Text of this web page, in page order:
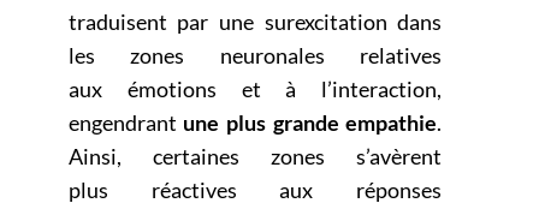
traduisent par une surexcitation dans
les zones neuronales relatives
aux émotions et à l’interaction,
engendrant une plus grande empathie.
Ainsi, certaines zones s’avèrent
plus réactives aux réponses